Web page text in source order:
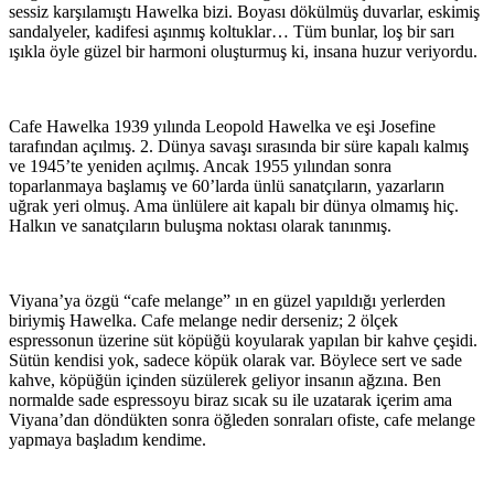
sessiz karşılamıştı Hawelka bizi. Boyası dökülmüş duvarlar, eskimiş
sandalyeler, kadifesi aşınmış koltuklar… Tüm bunlar, loş bir sarı
ışıkla öyle güzel bir harmoni oluşturmuş ki, insana huzur veriyordu.
Cafe Hawelka 1939 yılında Leopold Hawelka ve eşi Josefine
tarafından açılmış. 2. Dünya savaşı sırasında bir süre kapalı kalmış
ve 1945’te yeniden açılmış. Ancak 1955 yılından sonra
toparlanmaya başlamış ve 60’larda ünlü sanatçıların, yazarların
uğrak yeri olmuş. Ama ünlülere ait kapalı bir dünya olmamış hiç.
Halkın ve sanatçıların buluşma noktası olarak tanınmış.
Viyana’ya özgü “cafe melange” ın en güzel yapıldığı yerlerden
biriymiş Hawelka. Cafe melange nedir derseniz; 2 ölçek
espressonun üzerine süt köpüğü koyularak yapılan bir kahve çeşidi.
Sütün kendisi yok, sadece köpük olarak var. Böylece sert ve sade
kahve, köpüğün içinden süzülerek geliyor insanın ağzına. Ben
normalde sade espressoyu biraz sıcak su ile uzatarak içerim ama
Viyana’dan döndükten sonra öğleden sonraları ofiste, cafe melange
yapmaya başladım kendime.